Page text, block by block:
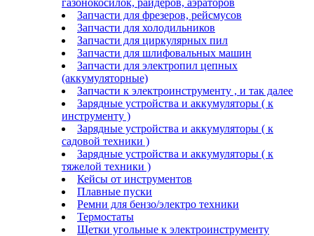
Запчасти для фрезеров, рейсмусов
Запчасти для холодильников
Запчасти для циркулярных пил
Запчасти для шлифовальных машин
Запчасти для электропил цепных
(аккумуляторные)
Запчасти к электроинструменту , и так далее
Зарядные устройства и аккумуляторы ( к
инструменту )
Зарядные устройства и аккумуляторы ( к
садовой техники )
Зарядные устройства и аккумуляторы ( к
тяжелой техники )
Кейсы от инструментов
Плавные пуски
Ремни для бензо/электро техники
Термостаты
Щетки угольные к электроинструменту